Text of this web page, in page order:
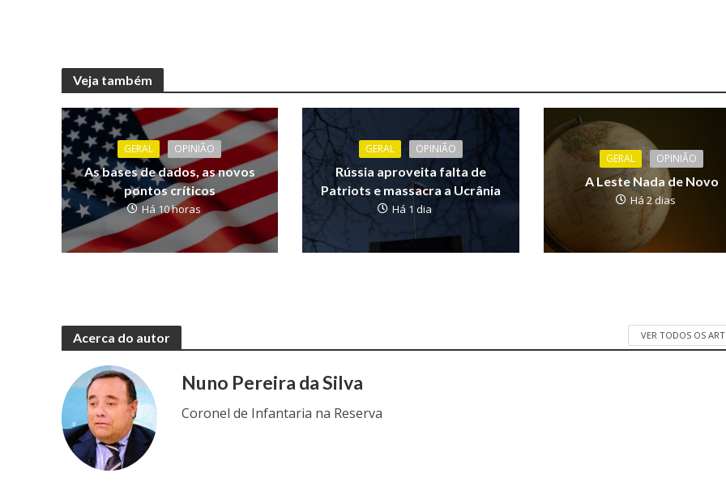
Veja também
GERAL OPINIÃO
As bases de dados, as novos
pontos críticos
Há 10 horas
GERAL OPINIÃO
Rússia aproveita falta de
Patriots e massacra a Ucrânia
Há 1 dia
GERAL OPINIÃO
A Leste Nada de Novo
Há 2 dias
Acerca do autor VER TODOS OS
Nuno Pereira da Silva
Coronel de Infantaria na Reserva